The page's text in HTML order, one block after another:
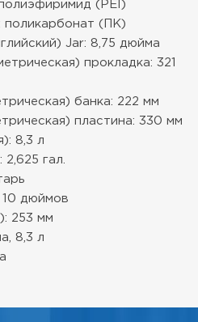
(PEI)
поликарбонат (ПК)
Jar: 8,75 дюйма
прокладка: 321
банка: 222 мм
пластина: 330 мм
8,3 л
2,625 гал.
10 дюймов
253 мм
8,3 л